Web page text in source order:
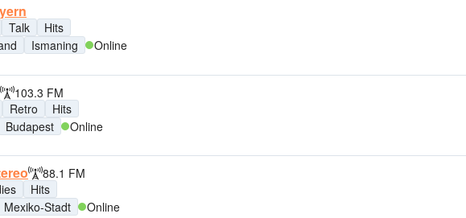
Talk
Hits
Ismaning Online
103.3 FM
Retro
Hits
Budapest Online
88.1 FM
Hits
Mexiko-Stadt Online